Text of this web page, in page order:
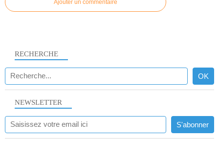
Ajouter un commentaire
NEWSLETTER
RECHERCHE